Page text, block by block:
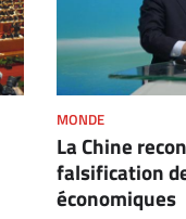
MONDE
La Chine
falsification
économiques